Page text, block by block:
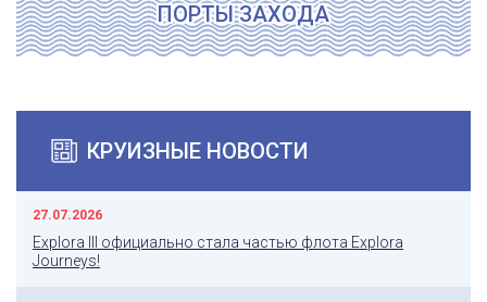
ПОРТЫ ЗАХОДА
КРУИЗНЫЕ НОВОСТИ
27.07.2026
Explora III официально стала частью флота Explora
Journeys!